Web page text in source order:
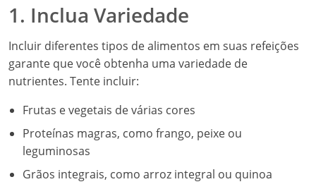
1. Inclua Variedade
Incluir diferentes tipos de alimentos em suas refeições
garante que você obtenha uma variedade de
nutrientes. Tente incluir:
Frutas e vegetais de várias cores
Proteínas magras, como frango, peixe ou
leguminosas
Grãos integrais, como arroz integral ou quinoa